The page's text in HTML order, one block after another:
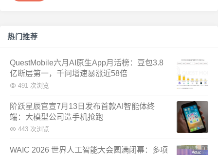
热门推荐
QuestMobile六月AI原生App月活榜：豆包3.8
亿断层第一，千问增速暴涨近58倍
491 次浏览
阶跃星辰官宣7月13日发布首款AI智能体终
端：大模型公司造手机抢跑
443 次浏览
WAIC 2026 世界人工智能大会圆满闭幕：多项